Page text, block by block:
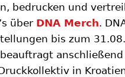
bedrucken und
über DNA Merch.
bis zum
anschließend
in